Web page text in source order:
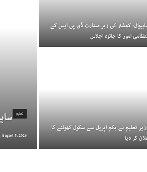
تعلیم
August 5, 2026
کمشنر کی زیر صدارت ڈی پی ایس کے
امور کا جائزہ اجلاس
تعلیم نے یکم اپریل سے سکول کھولنے کا
کر دیا